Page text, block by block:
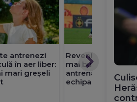
antrenezi
în aer liber:
mari greșeli
Revenire la FCSB:
mai bun fundaș
antrenamentele cu
echipa